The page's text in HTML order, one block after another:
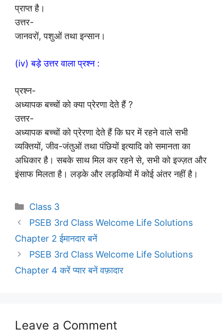
प्राप्त है।
उत्तर-
जानवरों, पशुओं तथा इन्सान।
(iv) बड़े उत्तर वाला प्रश्न :
प्रश्न-
अध्यापक बच्चों को क्या प्रेरणा देते हैं ?
उत्तर-
अध्यापक बच्चों को प्रेरणा देते हैं कि घर में रहने वाले सभी
व्यक्तियों, जीव-जंतुओं तथा पंछियों इत्यादि को समानता का
अधिकार है। सबके साथ मिल कर रहने से, सभी को इज्ज़त और
इंसाफ मिलता है। लड़के और लड़कियों में कोई अंतर नहीं है।
Categories
Class 3
PSEB 3rd Class Welcome Life Solutions
Chapter 2 ईमानदार बनें
PSEB 3rd Class Welcome Life Solutions
Chapter 4 करें प्यार बनें वफ़ादार
Leave a Comment